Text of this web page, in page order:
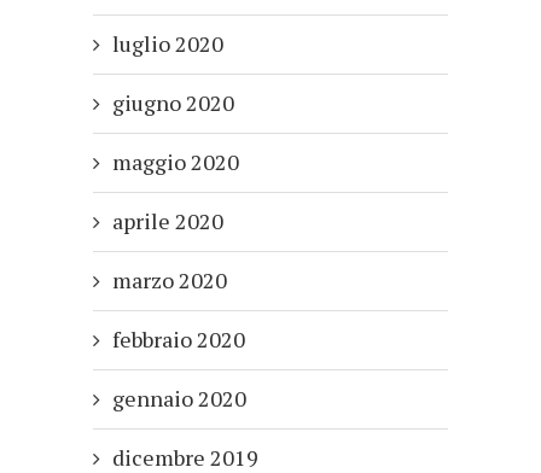
luglio 2020
giugno 2020
maggio 2020
aprile 2020
marzo 2020
febbraio 2020
gennaio 2020
dicembre 2019